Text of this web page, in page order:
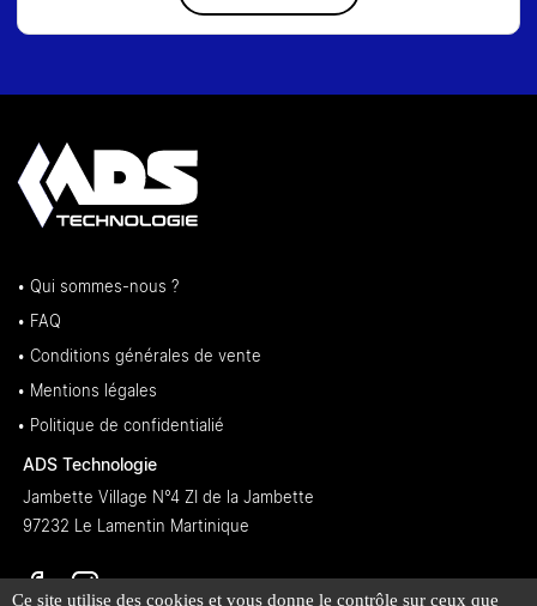
• Qui sommes-nous ?
• FAQ
• Conditions générales de vente
• Mentions légales
• Politique de confidentialié
ADS Technologie
Jambette Village N°4 ZI de la Jambette
97232 Le Lamentin Martinique
Ce site utilise des cookies et vous donne le contrôle sur ceux que